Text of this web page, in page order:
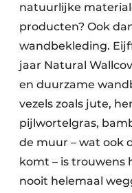
natuurlijke
producten? Ook
wandbekleding.
jaar Natural
en duurzame
vezels zoals jute,
pijlwortelgras,
de muur – wat ook
komt – is trouwens
nooit helemaal